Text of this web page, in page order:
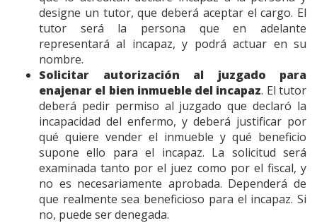
designe un tutor, que deberá aceptar el cargo. El
tutor será la persona que en adelante
representará al incapaz, y podrá actuar en su
nombre.
Solicitar autorización al juzgado para
enajenar el bien inmueble del incapaz. El tutor
deberá pedir permiso al juzgado que declaró la
incapacidad del enfermo, y deberá justificar por
qué quiere vender el inmueble y qué beneficio
supone ello para el incapaz. La solicitud será
examinada tanto por el juez como por el fiscal, y
no es necesariamente aprobada. Dependerá de
que realmente sea beneficioso para el incapaz. Si
no, puede ser denegada.